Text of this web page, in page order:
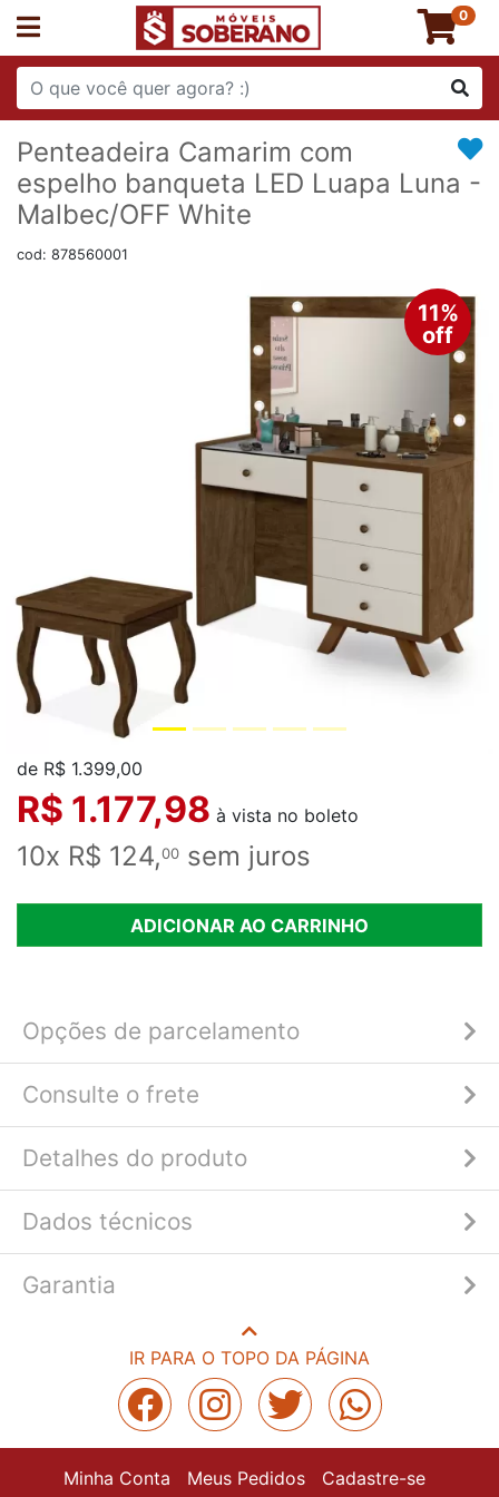
0
Penteadeira Camarim com
espelho banqueta LED Luapa Luna -
Malbec/OFF White
cod: 878560001
11%
off
de R$ 1.399,00
R$ 1.177,98 à vista no boleto
10x R$ 124,00 sem juros
ADICIONAR AO CARRINHO
Opções de parcelamento
Consulte o frete
Detalhes do produto
Dados técnicos
Garantia
IR PARA O TOPO DA PÁGINA
Minha Conta Meus Pedidos Cadastre-se